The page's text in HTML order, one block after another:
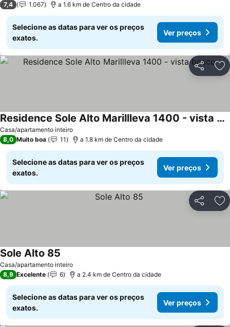
7,4 1.067 a 1.6 km de Centro da cidade
Selecione as datas para ver os preços
exatos.
Ver preços
Partilhar
Casa/apartamento inteiro
Residence Sole Alto Marillleva 1400 - vista bosco
Ver preços
8,0 Muito boa 11 a 1.8 km de Centro da cidade
Selecione as datas para ver os preços
exatos.
Ver preços
Partilhar
Casa/apartamento inteiro
Sole Alto 85
8,9 Excelente 6 a 2.4 km de Centro da cidade
Selecione as datas para ver os preços
exatos.
Ver preços